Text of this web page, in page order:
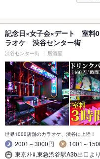
記念日×女子会×デート 室料
ラオケ 渋谷センター街
渋谷センター街 居酒屋
世界1000店舗のカラオケ、渋谷に上陸！
2001～3000円
1001～
東京ﾒﾄﾛ,東急渋谷駅A3b出口よ